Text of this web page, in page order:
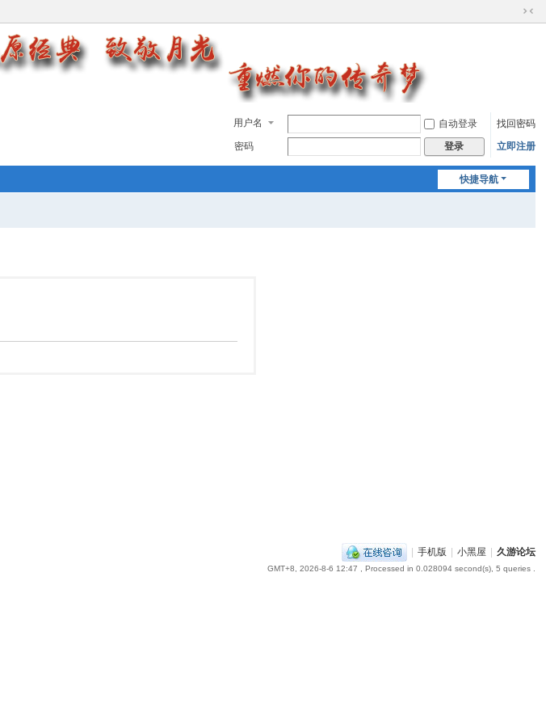
切
用户名 自动登录
找回密码
密码
登录 立即注册
快捷导航
| 手机版 | 小黑屋 | 久游论坛
GMT+8, 2026-8-6 12:47 , Processed in 0.028094 second(s), 5 queries .